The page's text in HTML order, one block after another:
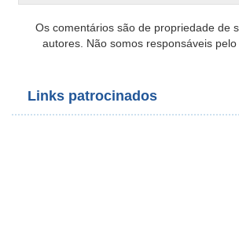
Os comentários são de propriedade de
autores. Não somos responsáveis pelo
Links patrocinados